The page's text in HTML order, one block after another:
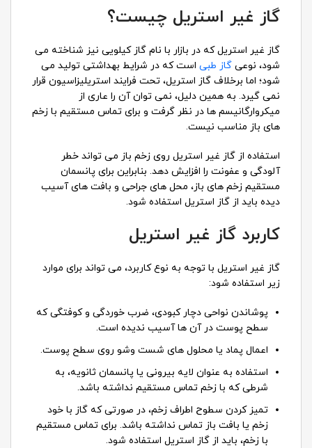
گاز غیر استریل چیست؟
گاز غیر استریل که در بازار با نام گاز کیلویی نیز شناخته می
شود، نوعی گاز طبی است که در شرایط بهداشتی تولید می
شود؛ اما برخلاف گاز استریل، تحت فرایند استریلیزاسیون قرار
نمی گیرد. به همین دلیل، نمی توان آن را عاری از
میکروارگانیسم ها در نظر گرفت و برای تماس مستقیم با زخم
های باز مناسب نیست.
استفاده از گاز غیر استریل روی زخم باز می تواند خطر
آلودگی و عفونت را افزایش دهد. بنابراین برای پانسمان
مستقیم زخم های باز، محل های جراحی و بافت های آسیب
دیده باید از گاز استریل استفاده شود.
کاربرد گاز غیر استریل
گاز غیر استریل با توجه به نوع کاربرد، می تواند برای موارد
زیر استفاده شود:
پوشاندن نواحی دچار کبودی، ضرب خوردگی و کوفتگی که
سطح پوست در آن ها آسیب ندیده است.
اعمال پماد یا محلول های شست وشو روی سطح پوست.
استفاده به عنوان لایه بیرونی یا پانسمان ثانویه، به
شرطی که با زخم تماس مستقیم نداشته باشد.
تمیز کردن سطوح اطراف زخم، در صورتی که گاز با خود
زخم یا بافت باز تماس نداشته باشد. برای تماس مستقیم
با زخم، باید از گاز استریل استفاده شود.